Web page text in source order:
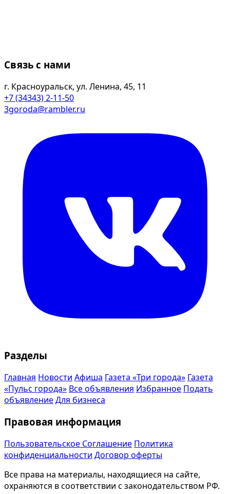
Связь с нами
г. Красноуральск, ул. Ленина, 45, 11
+7 (34343) 2-11-50
3goroda@rambler.ru
Разделы
Главная Новости Афиша Газета «Три города» Газета
«Пульс города» Все объявления Избранное Подать
объявлениеДля бизнеса
Правовая информация
Пользовательское Соглашение Политика
конфиденциальности Договор оферты
Все права на материалы, находящиеся на сайте,
охраняются в соответствии с законодательством РФ.